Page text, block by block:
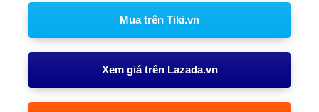
Mua trên Tiki.vn
Xem giá trên Lazada.vn